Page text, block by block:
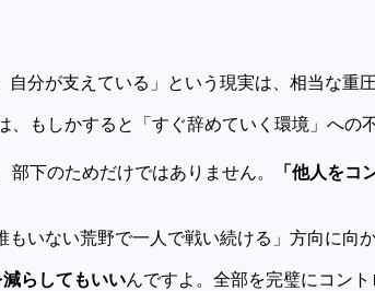
分が支えている」という現実は、相当な重圧
、もしかすると「すぐ辞めていく環境」へ
下のためだけではありません。
「他人を
いない荒野で一人で戦い続ける」方向に向
減らしてもいいんですよ。全部を完璧にコン